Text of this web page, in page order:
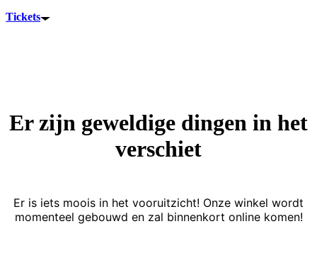
Tickets
Er zijn geweldige dingen in het
verschiet
Er is iets moois in het vooruitzicht! Onze winkel wordt
momenteel gebouwd en zal binnenkort online komen!